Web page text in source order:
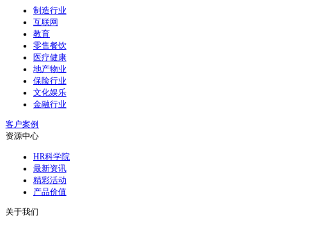
制造行业
互联网
教育
零售餐饮
医疗健康
地产物业
保险行业
文化娱乐
金融行业
客户案例
资源中心
HR科学院
最新资讯
精彩活动
产品价值
关于我们